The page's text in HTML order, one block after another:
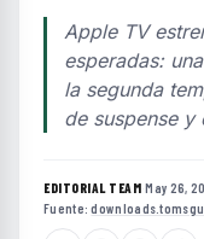
Apple TV
esperadas:
la segunda
de suspense
EDITORIAL TEAM·May 26,
Fuente: